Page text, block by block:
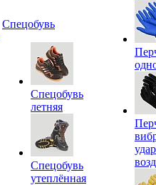
Спецобувь
Спецобувь
летняя
Спецобувь
утеплённая